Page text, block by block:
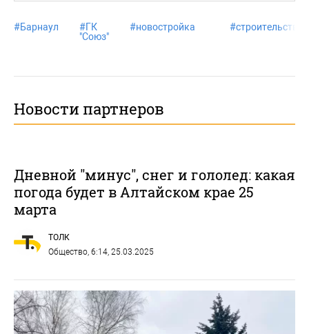
#Барнаул #ГК
"Союз"
#новостройка #строительство
Новости партнеров
Дневной "минус", снег и гололед: какая
погода будет в Алтайском крае 25
марта
ТОЛК
Общество, 6:14, 25.03.2025